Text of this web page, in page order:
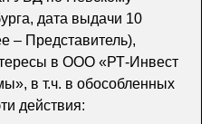
дата выдачи 10
– Представитель),
в ООО «РТ-Инвест
в т.ч. в обособленных
действия: